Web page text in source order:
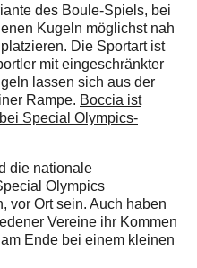
des Boule-Spiels, bei
Kugeln möglichst nah
Die Sportart ist
mit eingeschränkter
lassen sich aus der
Rampe. Boccia ist
Special Olympics-
die nationale
Olympics
vor Ort sein. Auch haben
Vereine ihr Kommen
Ende bei einem kleinen